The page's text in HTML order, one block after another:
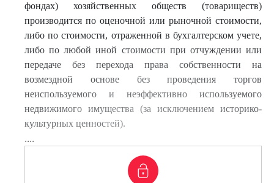
фондах) хозяйственных обществ (товариществ)
производится по оценочной или рыночной стоимости,
либо по стоимости, отраженной в бухгалтерском учете,
либо по любой иной стоимости при отчуждении или
передаче без перехода права собственности на
возмездной основе без проведения торгов
неиспользуемого и неэффективно используемого
недвижимого имущества (за исключением историко-
культурных ценностей).
....